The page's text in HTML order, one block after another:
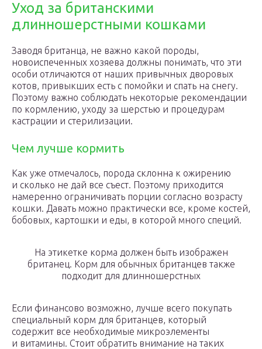
Уход за британскими
длинношерстными кошками
Заводя британца, не важно какой породы,
новоиспеченных хозяева должны понимать, что эти
особи отличаются от наших привычных дворовых
котов, привыкших есть с помойки и спать на снегу.
Поэтому важно соблюдать некоторые рекомендации
по кормлению, уходу за шерстью и процедурам
кастрации и стерилизации.
Чем лучше кормить
Как уже отмечалось, порода склонна к ожирению
и сколько не дай все съест. Поэтому приходится
намеренно ограничивать порции согласно возрасту
кошки. Давать можно практически все, кроме костей,
бобовых, картошки и еды, в которой много специй.
На этикетке корма должен быть изображен
британец. Корм для обычных британцев также
подходит для длинношерстных
Если финансово возможно, лучше всего покупать
специальный корм для британцев, который
содержит все необходимые микроэлементы
и витамины. Стоит обратить внимание на таких